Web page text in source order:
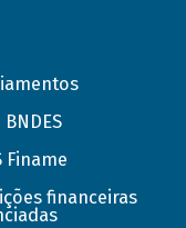
Finame
financeiras